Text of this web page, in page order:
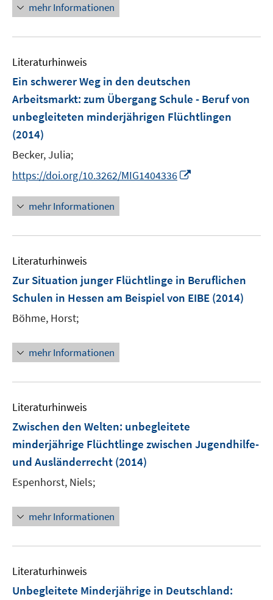
n
e
u
m
F
n
s
t
e
r
ö
f
f
e
mehr Informationen
Literaturhinweis
Ein schwerer Weg in den deutschen
Arbeitsmarkt: zum Übergang Schule - Beruf von
unbegleiteten minderjährigen Flüchtlingen
(2014)
Becker, Julia;
https://doi.org/10.3262/MIG1404336
u
F
n
ö
n
mehr Informationen
Literaturhinweis
Zur Situation junger Flüchtlinge in Beruflichen
Schulen in Hessen am Beispiel von EIBE (2014)
Böhme, Horst;
mehr Informationen
Literaturhinweis
Zwischen den Welten: unbegleitete
minderjährige Flüchtlinge zwischen Jugendhilfe-
und Ausländerrecht (2014)
Espenhorst, Niels;
mehr Informationen
Literaturhinweis
Unbegleitete Minderjährige in Deutschland: